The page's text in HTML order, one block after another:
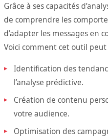
Grâce à ses capacités
de comprendre les
d’adapter les messages en
Voici comment cet outil
Identification des
l’analyse prédictive.
Création de contenu
votre audience.
Optimisation des